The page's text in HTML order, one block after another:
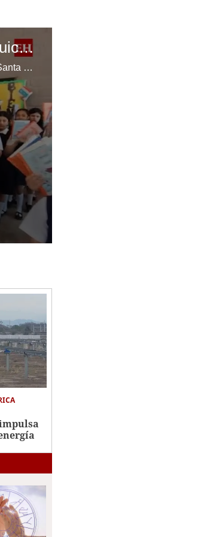
Escuela Enciende una Luz recibe cuadernos Quick, gracias a la Maratón del Saber
Los niños de la escuela Enciende una Luz, ubicada en la colonia Altos de Santa Rosa, al sur de Tegucigalpa, recibieron cuadernos Quick como parte de la Campaña Maratón del Saber.